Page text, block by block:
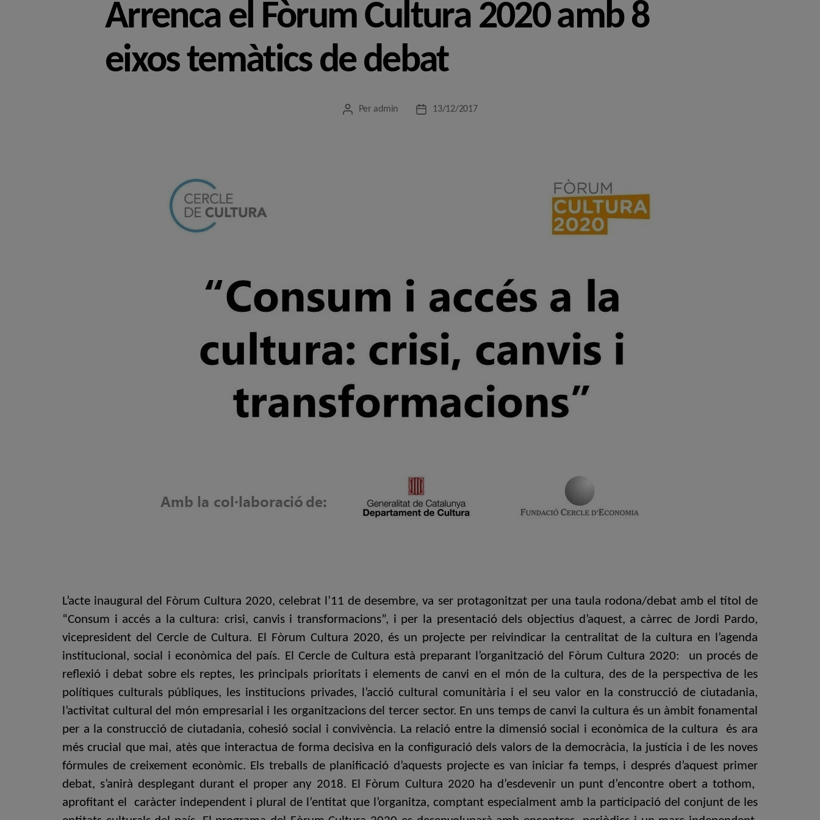
Arrenca el Fòrum Cultura 2020 amb 8
eixos temàtics de debat
Autor
Per admin
Data13/12/2017
L’acte inaugural del Fòrum Cultura 2020, celebrat l’11 de desembre, va ser protagonitzat per una taula rodona/debat amb el títol de
“Consum i accés a la cultura: crisi, canvis i transformacions”, i per la presentació dels objectius d’aquest, a càrrec de Jordi Pardo,
vicepresident del Cercle de Cultura. El Fòrum Cultura 2020, és un projecte per reivindicar la centralitat de la cultura en l’agenda
institucional, social i econòmica del país. El Cercle de Cultura està preparant l’organització del Fòrum Cultura 2020: un procés de
reflexió i debat sobre els reptes, les principals prioritats i elements de canvi en el món de la cultura, des de la perspectiva de les
polítiques culturals públiques, les institucions privades, l’acció cultural comunitària i el seu valor en la construcció de ciutadania,
l’activitat cultural del món empresarial i les organitzacions del tercer sector. En uns temps de canvi la cultura és un àmbit fonamental
per a la construcció de ciutadania, cohesió social i convivència. La relació entre la dimensió social i econòmica de la cultura és ara
més crucial que mai, atès que interactua de forma decisiva en la configuració dels valors de la democràcia, la justícia i de les noves
fórmules de creixement econòmic. Els treballs de planificació d’aquests projecte es van iniciar fa temps, i després d’aquest primer
debat, s’anirà desplegant durant el proper any 2018. El Fòrum Cultura 2020 ha d’esdevenir un punt d’encontre obert a tothom,
aprofitant el caràcter independent i plural de l’entitat que l’organitza, comptant especialment amb la participació del conjunt de les